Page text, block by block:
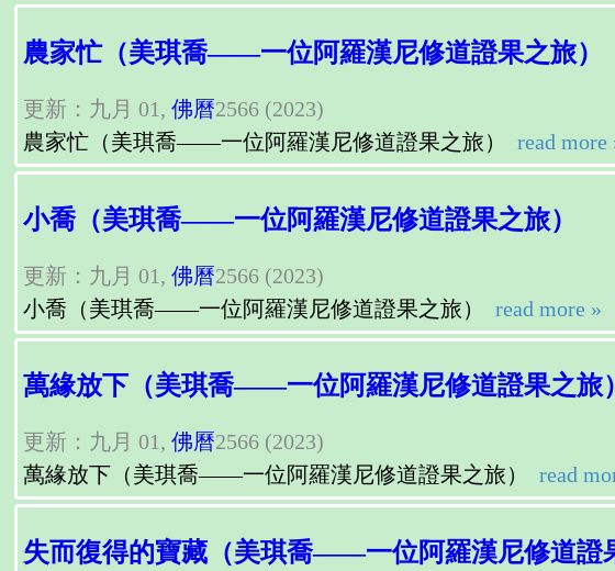
農家忙（美琪喬——一位阿羅漢尼修道證果之旅）
更新：九月 01, 佛曆2566 (2023)
農家忙（美琪喬——一位阿羅漢尼修道證果之旅）
read more
小喬（美琪喬——一位阿羅漢尼修道證果之旅）
更新：九月 01, 佛曆2566 (2023)
小喬（美琪喬——一位阿羅漢尼修道證果之旅）
read more »
萬緣放下（美琪喬——一位阿羅漢尼修道證果之旅）
更新：九月 01, 佛曆2566 (2023)
萬緣放下（美琪喬——一位阿羅漢尼修道證果之旅）
read
失而復得的寶藏（美琪喬——一位阿羅漢尼修道證